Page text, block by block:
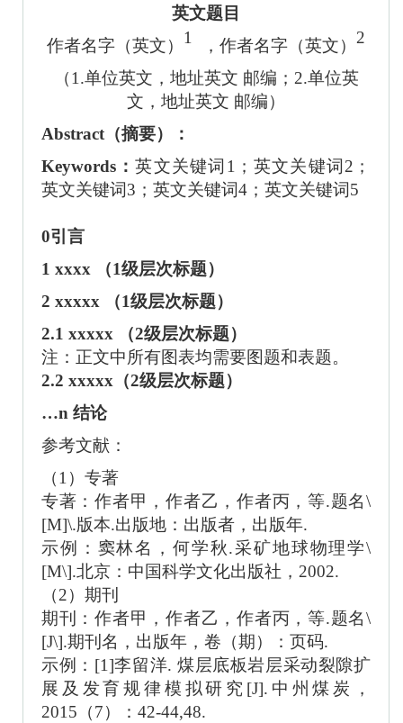
英文题目
作者名字（英文） 1 ，作者名字（英文） 2
（1.单位英文，地址英文 邮编；2.单位英
文，地址英文 邮编）
Abstract（摘要）
：
Keywords：英文关键词 1；英文关键词2；
英文关键词3；英文关键词4；英文关键词5
0引言
1 xxxx （1级层次标题）
2 xxxxx （1级层次标题）
2.1 xxxxx （2级层次标题）
注： 正文中所有图表均需要图题和表题。
2.2 xxxxx（2级层次标题）
…n 结论
参考文献：
（1）专著
专著：作者甲，作者乙，作者丙，等.题名\
[M]\.版本.出版地：出版者，出版年.
示例：窦林名，何学秋.采矿地球物理学\
[M\].北京：中国科学文化出版社，2002.
（2）期刊
期刊：作者甲，作者乙，作者丙，等.题名\
[J\].期刊名，出版年，卷（期）：页码.
示例： [1]李留洋. 煤层底板岩层采动裂隙扩
展及发育规律模拟研究[J].中州煤炭，
2015（7）：42-44,48.